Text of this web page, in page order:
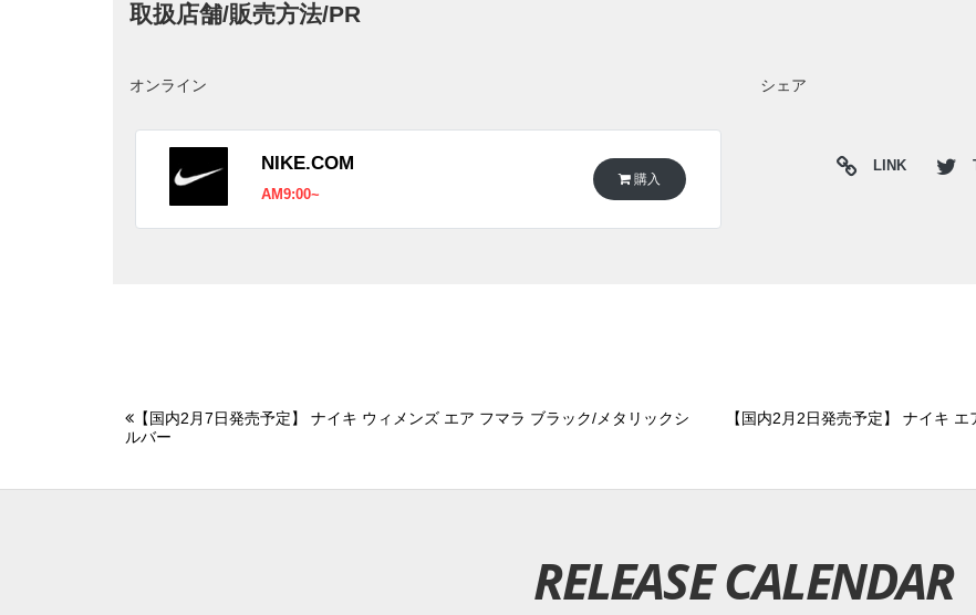
取扱店舗/販売方法/PR
オンライン
NIKE.COM
AM9:00~
購入
シェア
LINK
【国内2月7日発売予定】 ナイキ ウィメンズ エア フマラ ブラック/メタリックシ
ルバー
【国内2月2日発売予定】 ナイキ
RELEASE CALENDAR